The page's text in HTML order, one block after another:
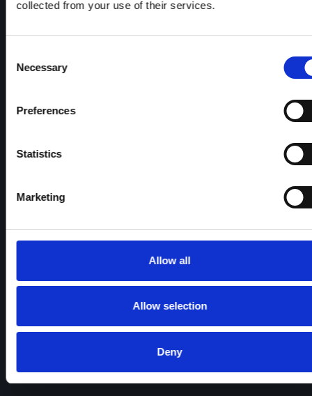
collected from your use of their services.
Selection
Necessary
Preferences
Statistics
Marketing
Allow all
Allow selection
Deny
VOKA Wintercircus